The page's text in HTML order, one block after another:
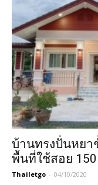
บ้านทรงปั่นหยา
พื้นที่ใช้สอย 150
Thailetgo - 04/10/2020